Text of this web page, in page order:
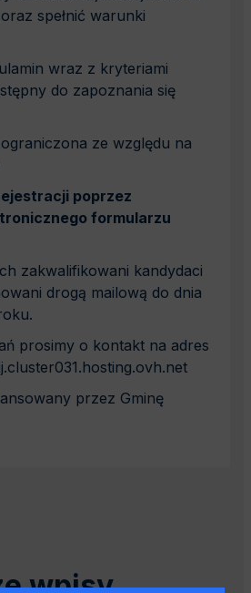
spełnić warunki
wraz z kryteriami
do zapoznania się
ze względu na
poprzez
formularzu
zakwalifikowani kandydaci
drogą mailową do dnia
prosimy o kontakt na adres
przez Gminę
wpisy